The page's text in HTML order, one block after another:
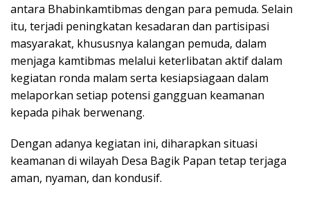
antara Bhabinkamtibmas dengan para pemuda. Selain
itu, terjadi peningkatan kesadaran dan partisipasi
masyarakat, khususnya kalangan pemuda, dalam
menjaga kamtibmas melalui keterlibatan aktif dalam
kegiatan ronda malam serta kesiapsiagaan dalam
melaporkan setiap potensi gangguan keamanan
kepada pihak berwenang.
Dengan adanya kegiatan ini, diharapkan situasi
keamanan di wilayah Desa Bagik Papan tetap terjaga
aman, nyaman, dan kondusif.